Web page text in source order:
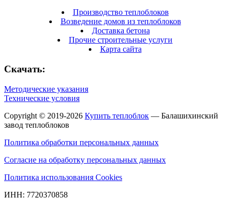
Производство теплоблоков
Возведение домов из теплоблоков
Доставка бетона
Прочие строительные услуги
Карта сайта
Скачать:
Методические указания
Технические условия
Copyright © 2019-2026 Купить теплоблок — Балашихинский
завод теплоблоков
Политика обработки персональных данных
Согласие на обработку персональных данных
Политика использования Cookies
ИНН: 7720370858